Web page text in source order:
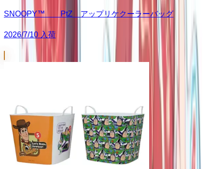
SNOOPY™ PtZ アップリケクーラーバッグ
2026/7/10 入荷